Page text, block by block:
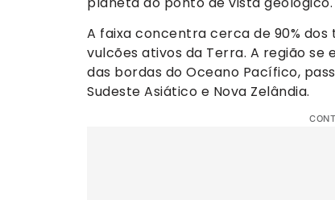
A faixa concentra cerca de 90%
vulcões ativos da Terra. A região
das bordas do Oceano Pacífico,
Sudeste Asiático e Nova Zelândia.